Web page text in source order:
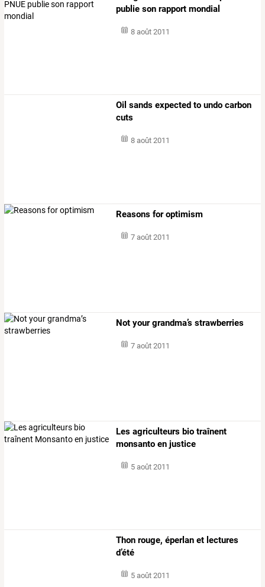
publie son rapport mondial
8 août 2011
Oil sands expected to undo carbon
cuts
8 août 2011
Reasons for optimism
7 août 2011
Not your grandma’s strawberries
7 août 2011
Les agriculteurs bio traînent
monsanto en justice
5 août 2011
Thon rouge, éperlan et lectures
d’été
5 août 2011